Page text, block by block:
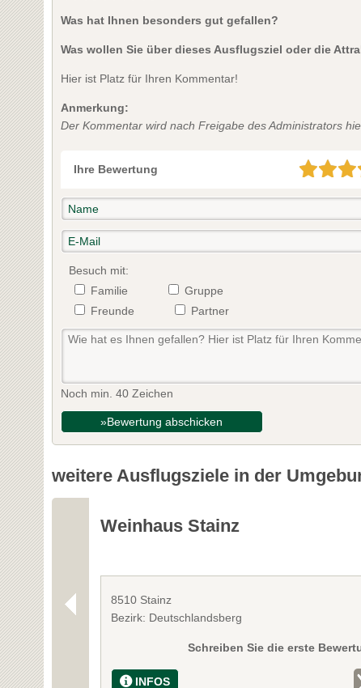
Was hat Ihnen besonders gut gefallen?
Was wollen Sie über dieses Ausflugsziel oder die
Hier ist Platz für Ihren Kommentar!
Anmerkung:
Der Kommentar wird nach Freigabe des Administrators
Ihre Bewertung
Besuch mit:
Familie
Gruppe
Freunde
Partner
Noch min. 40 Zeichen
»Bewertung abschicken
weitere Ausflugsziele in der
Weinhaus Stainz
8510 Stainz
Bezirk: Deutschlandsberg
Schreiben Sie die erste
INFOS